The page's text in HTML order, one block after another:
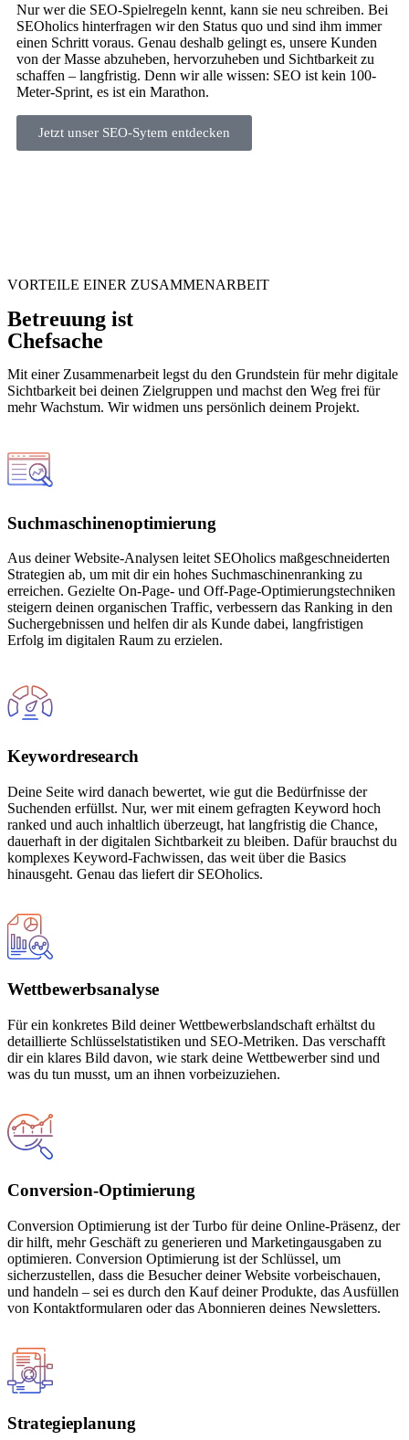
Nur wer die SEO-Spielregeln kennt, kann sie neu schreiben. Bei
SEOholics hinterfragen wir den Status quo und sind ihm immer
einen Schritt voraus. Genau deshalb gelingt es, unsere Kunden
von der Masse abzuheben, hervorzuheben und Sichtbarkeit zu
schaffen – langfristig. Denn wir alle wissen: SEO ist kein 100-
Meter-Sprint, es ist ein Marathon.
Jetzt unser SEO-Sytem entdecken
VORTEILE EINER ZUSAMMENARBEIT
Betreuung ist
Chefsache
Mit einer Zusammenarbeit legst du den Grundstein für mehr digitale
Sichtbarkeit bei deinen Zielgruppen und machst den Weg frei für
mehr Wachstum. Wir widmen uns persönlich deinem Projekt.
Suchmaschinenoptimierung
Aus deiner Website-Analysen leitet SEOholics maßgeschneiderten
Strategien ab, um mit dir ein hohes Suchmaschinenranking zu
erreichen. Gezielte On-Page- und Off-Page-Optimierungstechniken
steigern deinen organischen Traffic, verbessern das Ranking in den
Suchergebnissen und helfen dir als Kunde dabei, langfristigen
Erfolg im digitalen Raum zu erzielen.
Keywordresearch
Deine Seite wird danach bewertet, wie gut die Bedürfnisse der
Suchenden erfüllst. Nur, wer mit einem gefragten Keyword hoch
ranked und auch inhaltlich überzeugt, hat langfristig die Chance,
dauerhaft in der digitalen Sichtbarkeit zu bleiben. Dafür brauchst du
komplexes Keyword-Fachwissen, das weit über die Basics
hinausgeht. Genau das liefert dir SEOholics.
Wettbewerbsanalyse
Für ein konkretes Bild deiner Wettbewerbslandschaft erhältst du
detaillierte Schlüsselstatistiken und SEO-Metriken. Das verschafft
dir ein klares Bild davon, wie stark deine Wettbewerber sind und
was du tun musst, um an ihnen vorbeizuziehen.
Conversion-Optimierung
Conversion Optimierung ist der Turbo für deine Online-Präsenz, der
dir hilft, mehr Geschäft zu generieren und Marketingausgaben zu
optimieren. Conversion Optimierung ist der Schlüssel, um
sicherzustellen, dass die Besucher deiner Website vorbeischauen,
und handeln – sei es durch den Kauf deiner Produkte, das Ausfüllen
von Kontaktformularen oder das Abonnieren deines Newsletters.
Strategieplanung